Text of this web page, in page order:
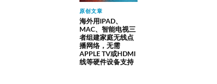
原创文章
海外用IPAD、
MAC、智能电视三
者组建家庭无线点
播网络，无需
APPLE TV或HDMI
线等硬件设备支持